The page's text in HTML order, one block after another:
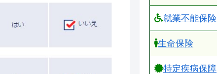
就業不能保険
生命保険
特定疾病保障